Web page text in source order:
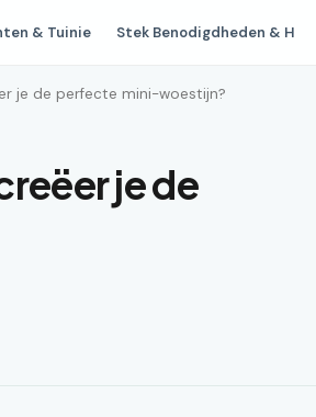
& Tuinie Stek Benodigdheden & H
je de perfecte mini-woestijn?
je de